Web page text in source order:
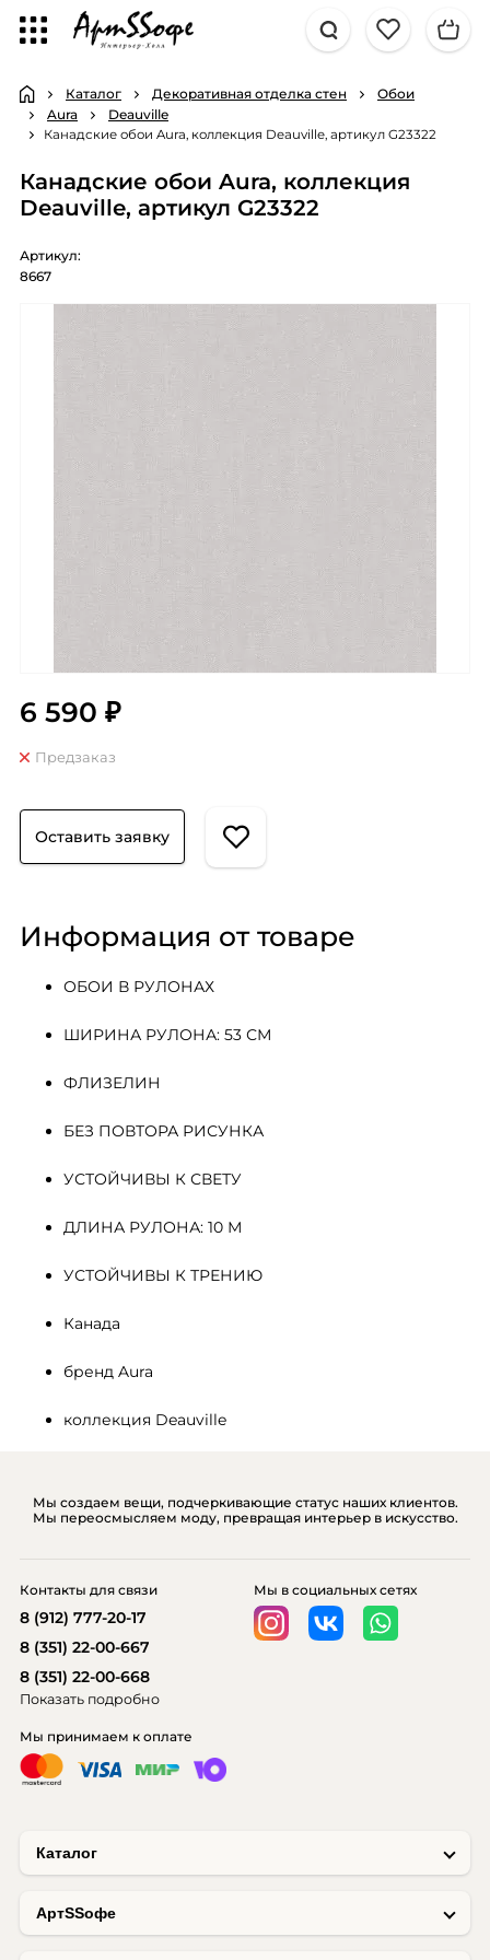
Каталог Декоративная отделка стен
Обои
Aura
Deauville
Канадские обои Aura, коллекция Deauville, артикул G23322
Канадские обои Aura, коллекция
Deauville, артикул G23322
Артикул:
8667
6 590 ₽
Предзаказ
Оставить заявку
Информация от товаре
ОБОИ В РУЛОНАХ
ШИРИНА РУЛОНА: 53 СМ
ФЛИЗЕЛИН
БЕЗ ПОВТОРА РИСУНКА
УСТОЙЧИВЫ К СВЕТУ
ДЛИНА РУЛОНА: 10 М
УСТОЙЧИВЫ К ТРЕНИЮ
Канада
бренд Aura
коллекция Deauville
Мы создаем вещи, подчеркивающие статус наших клиентов.
Мы переосмысляем моду, превращая интерьер в искусство.
Каталог
AртSSофе
Мы принимаем к оплате
Мы в социальных сетях
Контакты для связи
8 (912) 777-20-17
8 (351) 22-00-667
8 (351) 22-00-668
Показать подробно